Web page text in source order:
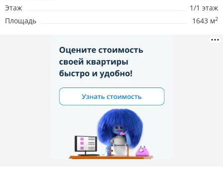
Этаж
1/1 этаж
Площадь
1643 м2